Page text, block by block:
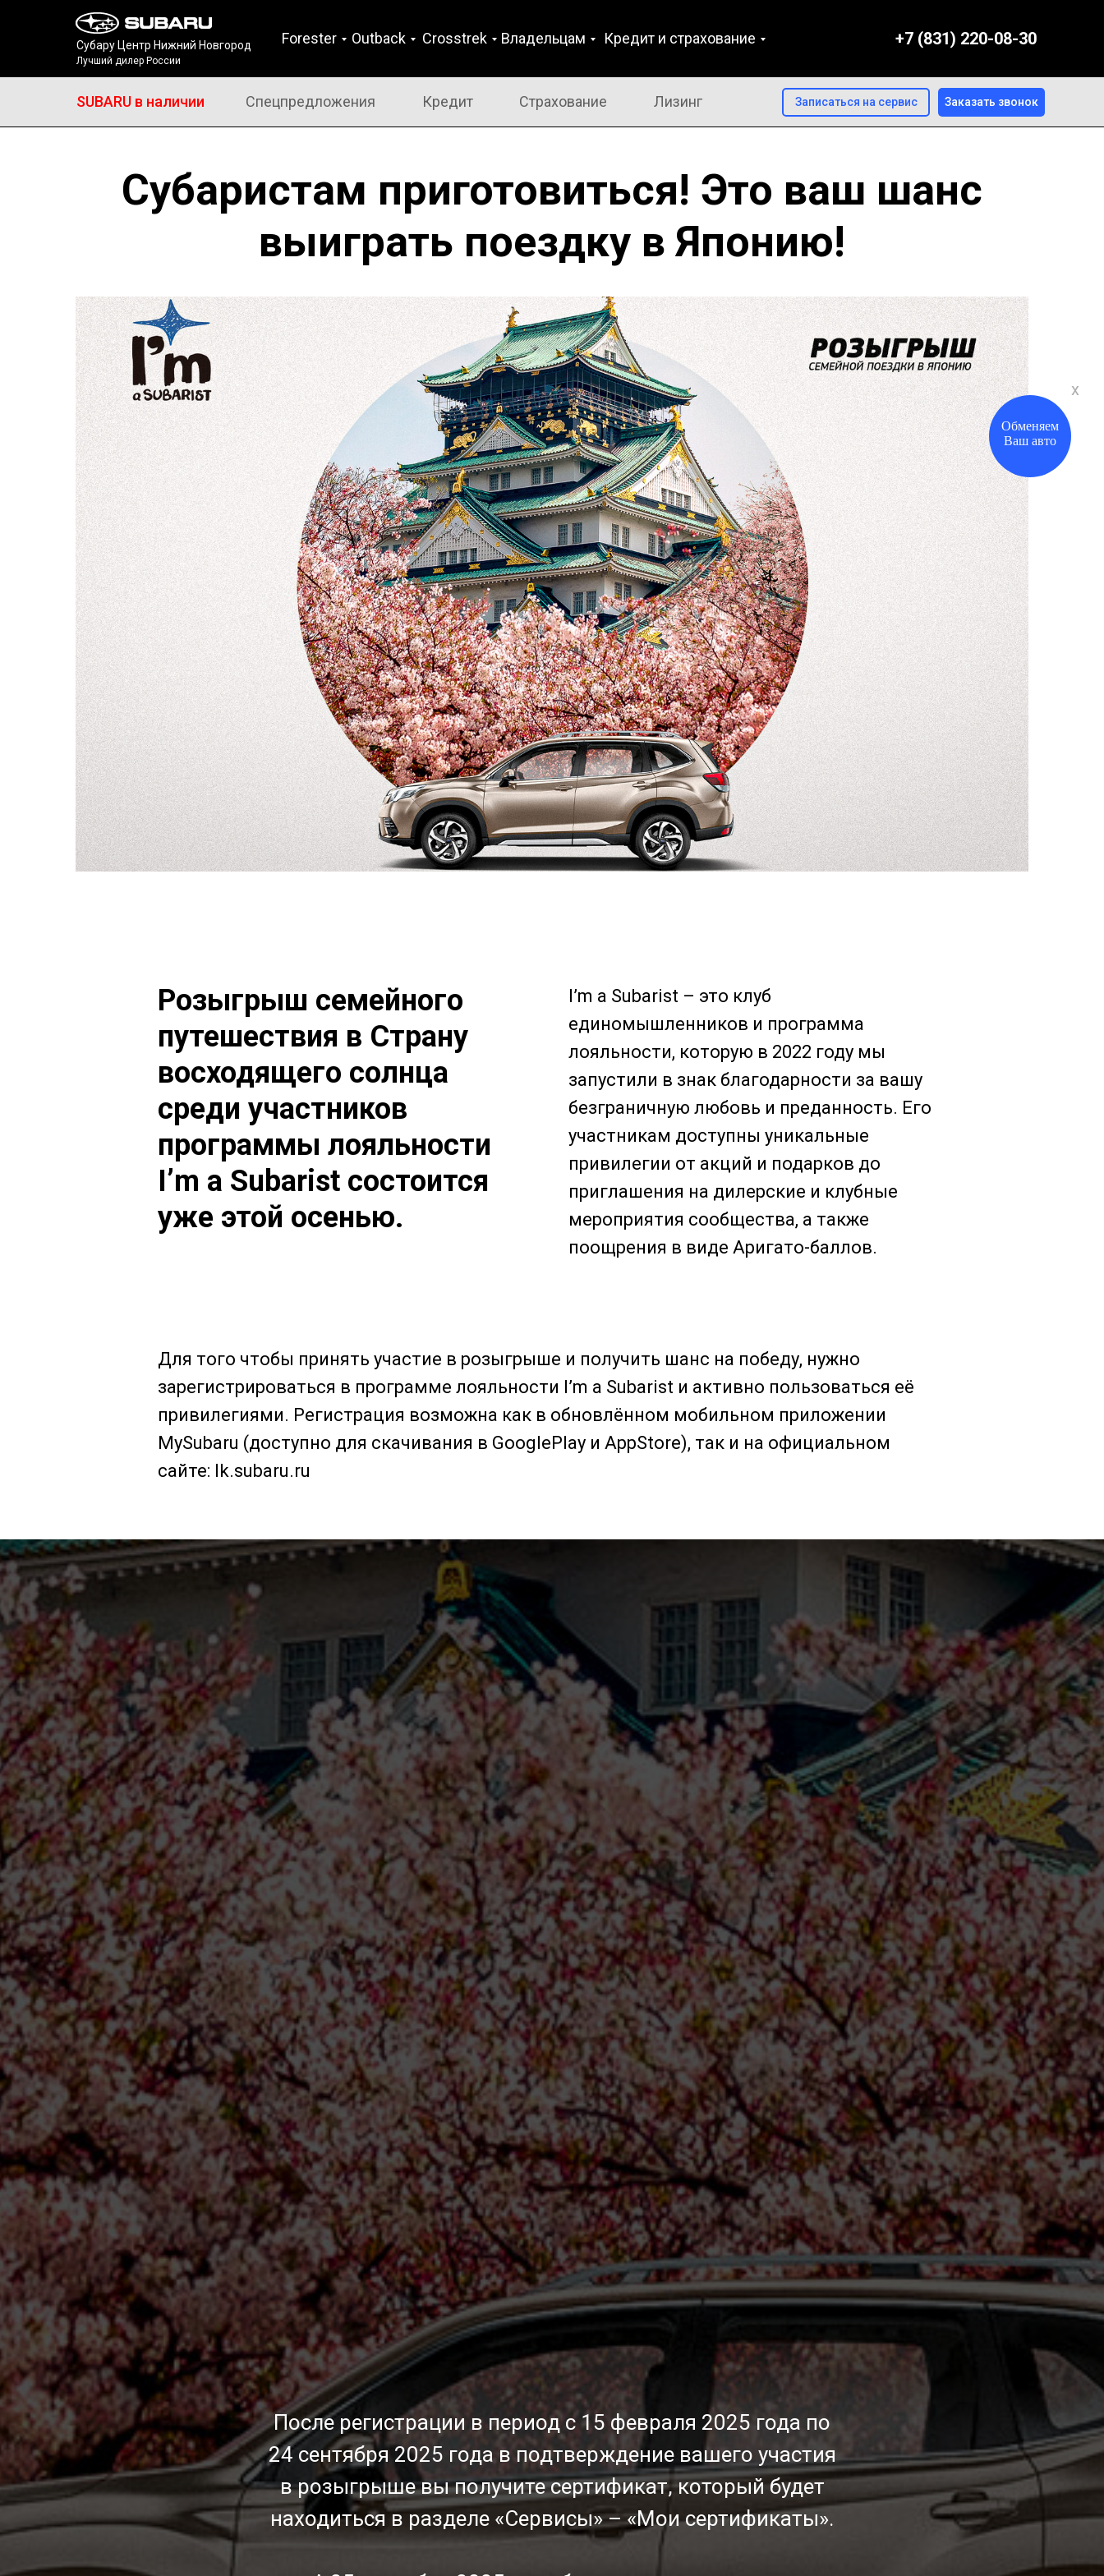
Outback
Forester Crosstrek
Субару Центр Нижний Новгород
Лучший дилер России
SUBARU в наличии Спецпредложения
+7 (831) 220-08-30
Заказать звонок
Владельцам
Кредит
Кредит и страхование
Записаться на сервис
Страхование Лизинг
Рассчитать
кредит
x
Субаристам приготовиться! Это ваш шанс
выиграть поездку в Японию!
Розыгрыш семейного
путешествия в Страну
восходящего солнца
среди участников
программы лояльности
I’m a Subarist состоится
уже этой осенью.
I’m a Subarist – это клуб
единомышленников и программа
лояльности, которую в 2022 году мы
запустили в знак благодарности за вашу
безграничную любовь и преданность. Его
участникам доступны уникальные
привилегии от акций и подарков до
приглашения на дилерские и клубные
мероприятия сообщества, а также
поощрения в виде Аригато-баллов.
Для того чтобы принять участие в розыгрыше и получить шанс на победу, нужно
зарегистрироваться в программе лояльности I’m a Subarist и активно пользоваться её
привилегиями. Регистрация возможна как в обновлённом мобильном приложении
MySubaru (доступно для скачивания в GooglePlay и AppStore), так и на официальном
сайте: lk.subaru.ru
После регистрации в период с 15 февраля 2025 года по
24 сентября 2025 года в подтверждение вашего участия
в розыгрыше вы получите сертификат, который будет
находиться в разделе «Сервисы» – «Мои сертификаты».